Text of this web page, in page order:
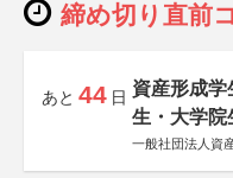
締め切り直前
あと 44 日 資産形成学
生・大学院
一般社団法人資